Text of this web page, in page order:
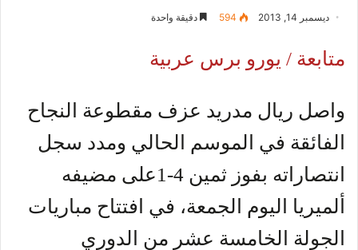
ديسمبر 14, 2013 594 دقيقة واحدة
متابعة / يورو برس عربية
واصل ريال مدريد عزف مقطوعة النجاح
الفائقة في الموسم الحالي ومدد سجل
انتصاراته بفوز ثمين 4-1على مضيفه
ألميريا اليوم الجمعة، في افتتاح مباريات
الجولة الخامسة عشر من الدوري